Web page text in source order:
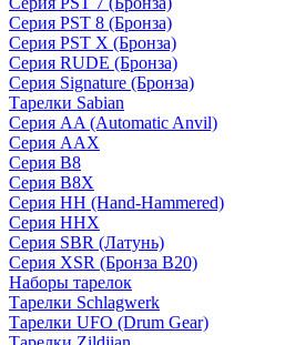
Серия PST 8 (Бронза)
Серия PST X (Бронза)
Серия RUDE (Бронза)
Серия Signature (Бронза)
Тарелки Sabian
Серия AA (Automatic Anvil)
Серия AAX
Серия B8
Серия B8X
Серия HH (Hand-Hammered)
Серия HHX
Серия SBR (Латунь)
Серия XSR (Бронза B20)
Наборы тарелок
Тарелки Schlagwerk
Тарелки UFO (Drum Gear)